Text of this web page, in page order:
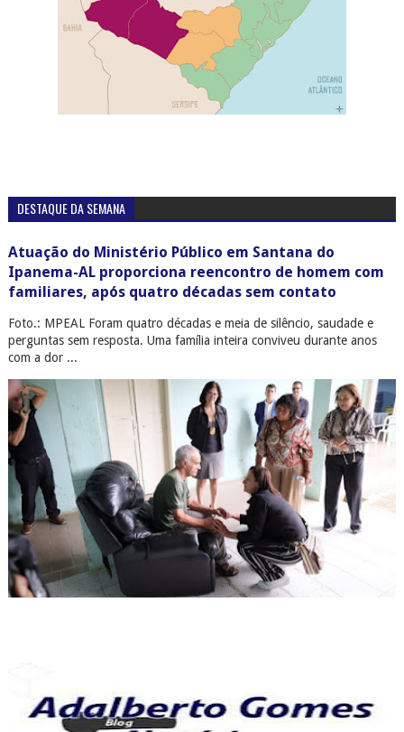
DESTAQUE DA SEMANA
Atuação do Ministério Público em Santana do
Ipanema-AL proporciona reencontro de homem com
familiares, após quatro décadas sem contato
Foto.: MPEAL Foram quatro décadas e meia de silêncio, saudade e
perguntas sem resposta. Uma família inteira conviveu durante anos
com a dor ...